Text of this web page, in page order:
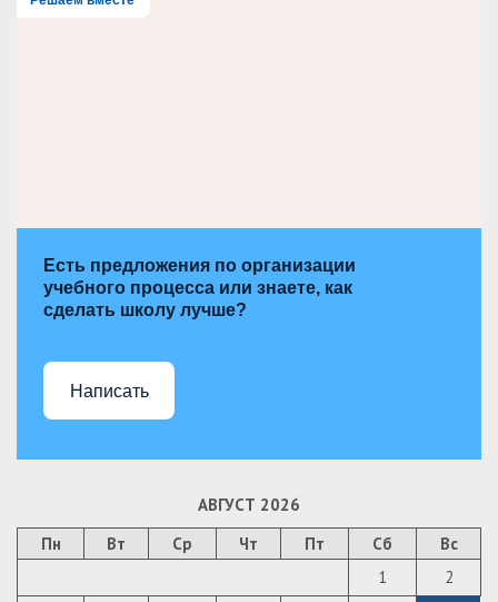
Есть предложения по организации
учебного процесса или знаете, как
сделать школу лучше?
Написать
АВГУСТ 2026
Пн
Вт Ср Чт Пт Сб
Вс
1
2